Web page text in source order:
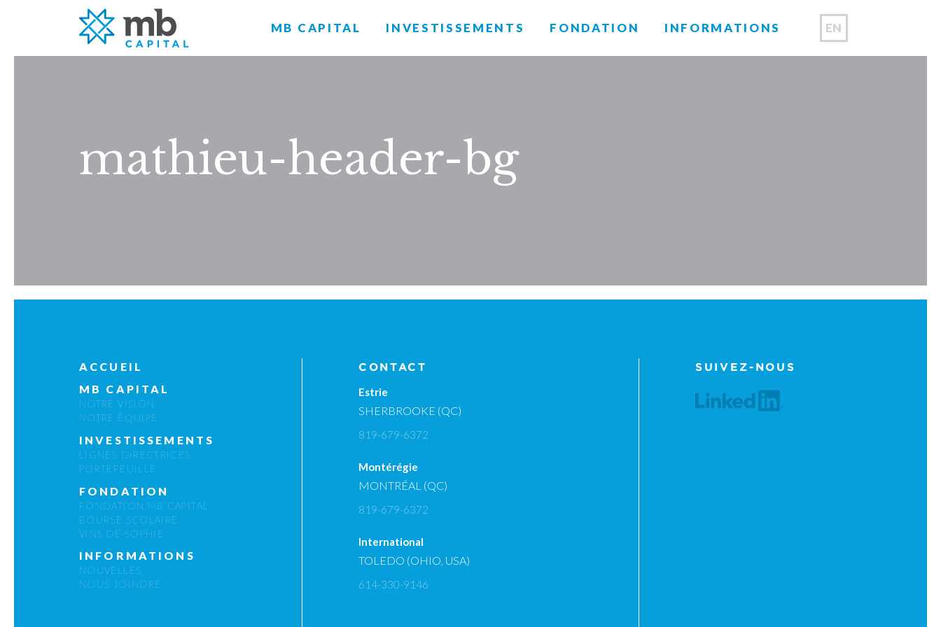
EN
MB CAPITAL INVESTISSEMENTS FONDATION INFORMATIONS
mathieu-header-bg
ACCUEIL
MB CAPITAL
NOTRE VISION
NOTRE ÉQUIPE
INVESTISSEMENTS
LIGNES DIRECTRICES
PORTEFEUILLE
FONDATION
FONDATION MB CAPITAL
BOURSE SCOLAIRE
VINS DE SOPHIE
INFORMATIONS
NOUVELLES
NOUS JOINDRE
CONTACT
Estrie
SHERBROOKE (QC)
819-679-6372
Montérégie
MONTRÉAL (QC)
819-679-6372
International
TOLEDO (OHIO, USA)
614-330-9146
SUIVEZ-NOUS